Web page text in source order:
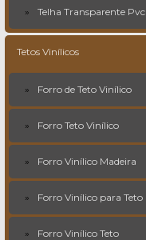
Telha Transparente Pvc
Tetos Vinílicos
Forro de Teto Vinílico
Forro Teto Vinílico
Forro Vinílico Madeira
Forro Vinílico para Teto
Forro Vinílico Teto